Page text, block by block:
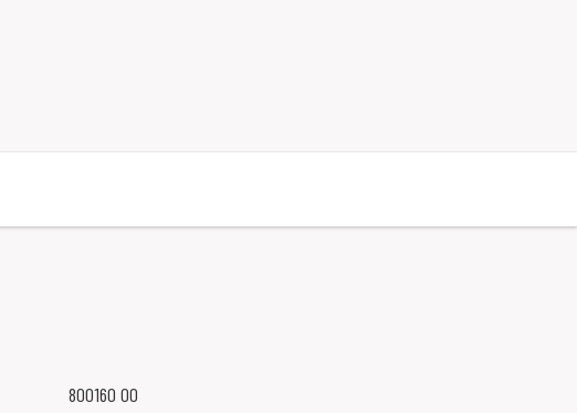
800160 00